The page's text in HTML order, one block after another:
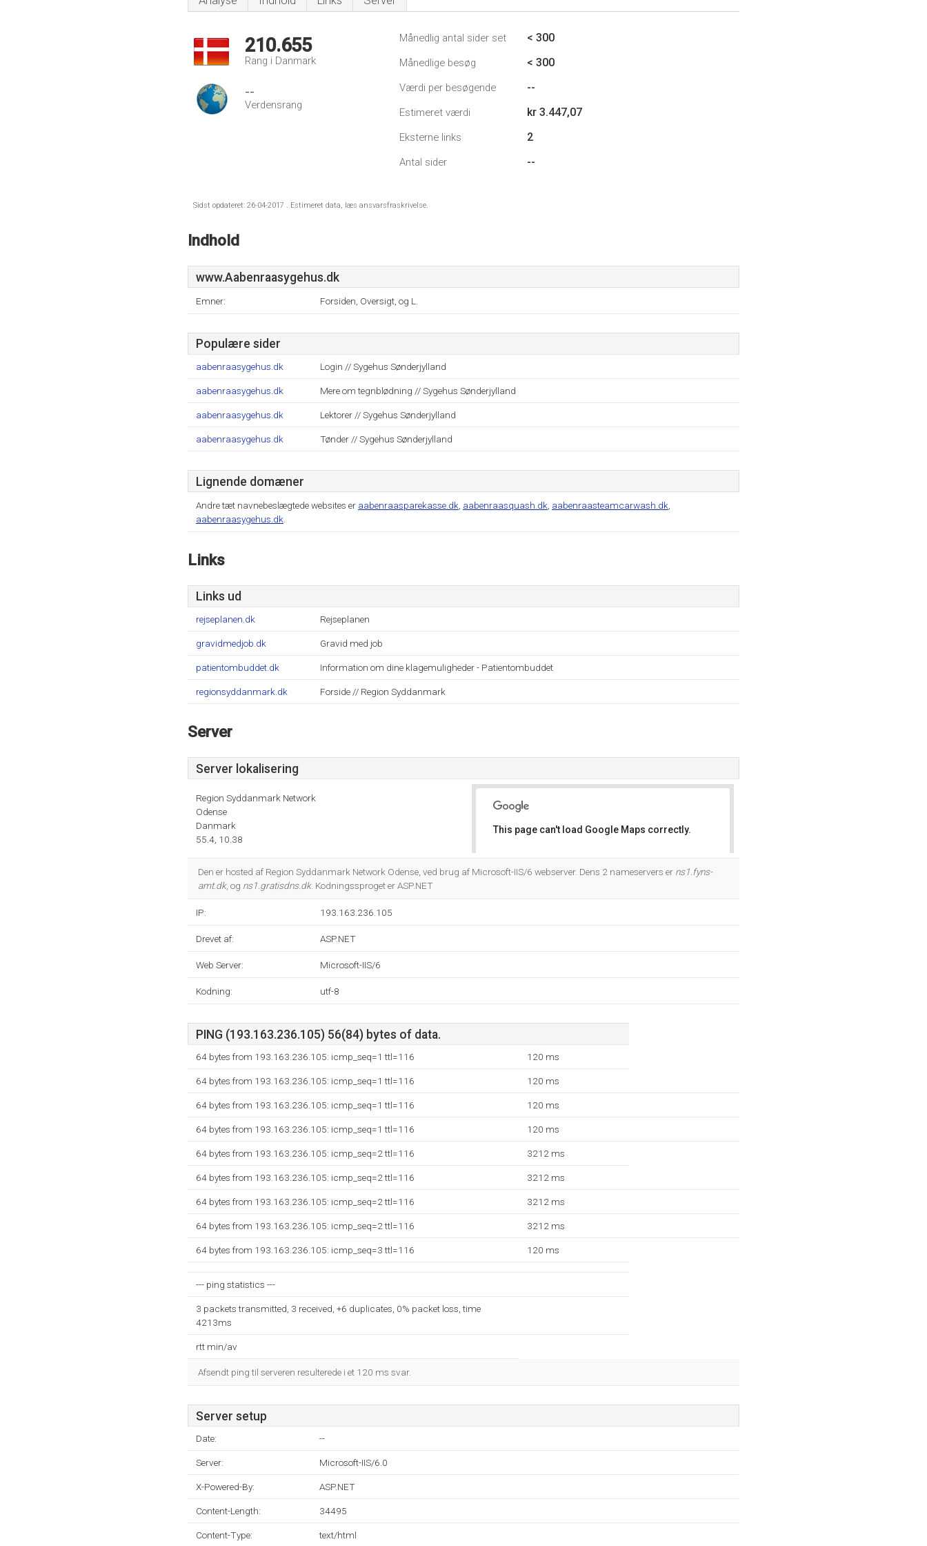
210.655
Rang i Danmark
--
Verdensrang
Månedlig antal sider set < 300
Månedlige besøg < 300
Værdi per besøgende --
Estimeret værdi kr 3.447,07
Eksterne links 2
Antal sider --
Sidst opdateret: 26-04-2017 . Estimeret data, læs ansvarsfraskrivelse.
Indhold
www.Aabenraasygehus.dk
Emner: Forsiden, Oversigt, og L.
Populære sider
aabenraasygehus.dk Login // Sygehus Sønderjylland
aabenraasygehus.dk Mere om tegnblødning // Sygehus Sønderjylland
aabenraasygehus.dk Lektorer // Sygehus Sønderjylland
aabenraasygehus.dk Tønder // Sygehus Sønderjylland
Lignende domæner
Andre tæt navnebeslægtede websites er aabenraasparekasse.dk aabenraasquash.dk aabenraasteamcarwash.dk
aabenraasygehus.dk
Links
Links ud
rejseplanen.dk Rejseplanen
gravidmedjob.dk Gravid med job
patientombuddet.dk Information om dine klagemuligheder - Patientombuddet
regionsyddanmark.dk Forside // Region Syddanmark
Server
Server lokalisering
Region Syddanmark Network
Odense
Danmark
55.4, 10.38
This page can't load Google Maps correctly.
Den er hosted af Region Syddanmark Network Odense, ved brug af Microsoft-IIS/6 webserver. Dens 2 nameservers er ns1.fyns-
amt.dk, og ns1.gratisdns.dk. Kodningssproget er ASP.NET
IP: 193.163.236.105
Drevet af: ASP.NET
Web Server: Microsoft-IIS/6
Kodning: utf-8
PING (193.163.236.105) 56(84) bytes of data.
64 bytes from 193.163.236.105: icmp_seq=1 ttl=116 120 ms
64 bytes from 193.163.236.105: icmp_seq=1 ttl=116 120 ms
64 bytes from 193.163.236.105: icmp_seq=1 ttl=116 120 ms
64 bytes from 193.163.236.105: icmp_seq=1 ttl=116 120 ms
64 bytes from 193.163.236.105: icmp_seq=2 ttl=116 3212 ms
64 bytes from 193.163.236.105: icmp_seq=2 ttl=116 3212 ms
64 bytes from 193.163.236.105: icmp_seq=2 ttl=116 3212 ms
64 bytes from 193.163.236.105: icmp_seq=2 ttl=116 3212 ms
64 bytes from 193.163.236.105: icmp_seq=3 ttl=116 120 ms
--- ping statistics ---
3 packets transmitted, 3 received, +6 duplicates, 0% packet loss, time
4213ms
rtt min/av
Afsendt ping til serveren resulterede i et 120 ms svar.
Server setup
Date: --
Server: Microsoft-IIS/6.0
X-Powered-By: ASP.NET
Content-Length: 34495
Content-Type: text/html